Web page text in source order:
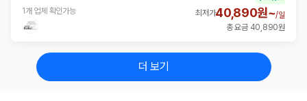
1개 업체 확인가능
최저가40,890원~/일
총 요금 40,890원
더 보기